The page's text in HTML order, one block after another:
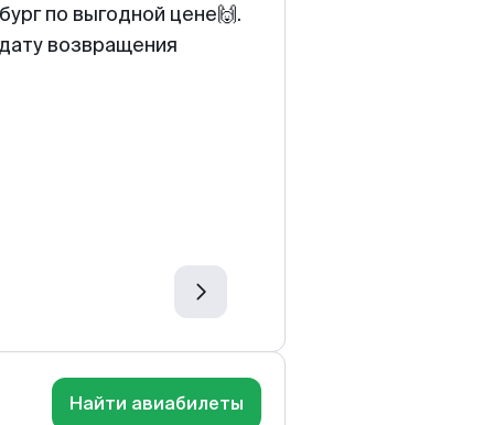
по выгодной цене🙌.
возвращения
Найти авиабилеты